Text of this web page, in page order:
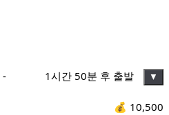
- 1시간 50분 후 출발 ▼
💰 10,500